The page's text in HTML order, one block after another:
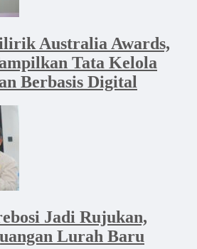
Australia Awards,
Tata Kelola
Berbasis Digital
Jadi Rujukan,
Lurah Baru